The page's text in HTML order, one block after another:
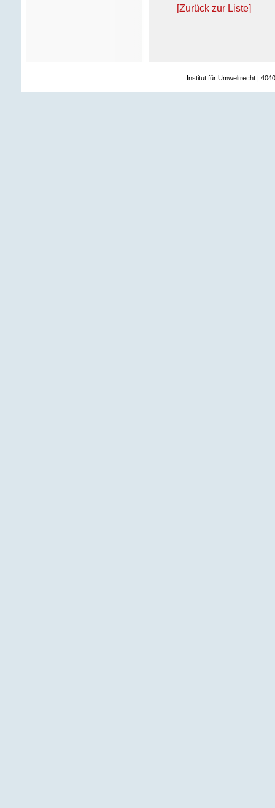
[Zurück zur Liste]
Institut für Umweltrecht |